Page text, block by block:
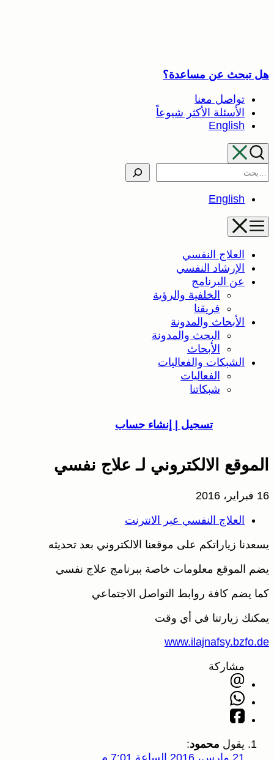
هل تبحث عن مساعدة؟
تواصل معنا
الأسئلة الأكثر شيوعاً
English
Search
English
العلاج النفسي
الإرشاد النفسي
عن البرنامج
الخلفية والرؤية
فريقنا
الأبحاث والمدونة
البحث والمدونة
الأبحاث
الشبكات والفعاليات
الفعاليات
شبكاتنا
تسجيل | إنشاء حساب
الموقع الالكتروني لـ علاج نفسي
16 فبراير، 2016
العلاج النفسي عبر الانترنت
يسعدنا زياراتكم على موقعنا الالكتروني بعد تحديثه
يضم الموقع معلومات خاصة ببرنامج علاج نفسي
كما يضم كافة روابط التواصل الاجتماعي
يمكنك زيارتنا في أي وقت
www.ilajnafsy.bzfo.de
مشاركة
يقول محمود:
21 مارس، 2016 الساعة 7:01 م